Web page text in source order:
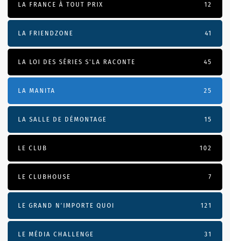
LA FRANCE À TOUT PRIX 12
LA FRIENDZONE 41
LA LOI DES SÉRIES S'LA RACONTE 45
LA MANITA 25
LA SALLE DE DÉMONTAGE 15
LE CLUB 102
LE CLUBHOUSE 7
LE GRAND N’IMPORTE QUOI 121
LE MÉDIA CHALLENGE 31